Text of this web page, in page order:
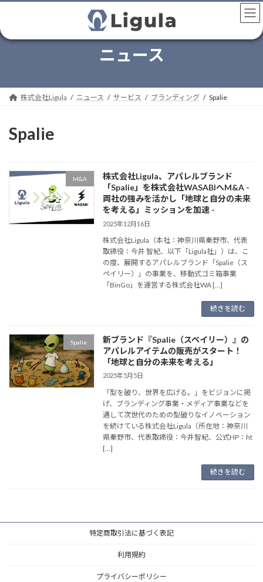
テ
ン
キ
ゲ
ー
に
ニュース
株式会社Ligula ニュース サービス ブランディング Spalie
Spalie
M&A
株式会社Ligula、アパレルブランド
「Spalie」を株式会社WASABIへM&A -
両社の強みを活かし「地球と自分の未来
を考える」ミッションを加速 -
2025年12月16日
株式会社Ligula（本社：神奈川県秦野市、代表
取締役：今井 智紀、以下「Ligula社」）は、こ
の度、展開するアパレルブランド「Spalie（ス
ペイリー）」の事業を、移動式ゴミ箱事業
「BinGo」を運営する株式会社WA […]
続きを読む
Spalie
新ブランド『Spalie（スペイリー）』の
アパレルアイテムの販売がスタート！
「地球と自分の未来を考える」
2025年5月5日
「型を破り、世界を広げる。」をビジョンに掲
げ、ブランディング事業・メディア事業などを
通して次世代のための型破りなイノベーション
を続けている株式会社Ligula（所在地：神奈川
県秦野市、代表取締役：今井智紀、公式HP：ht
[…]
続きを読む
特定商取引法に基づく表記
利用規約
プライバシーポリシー